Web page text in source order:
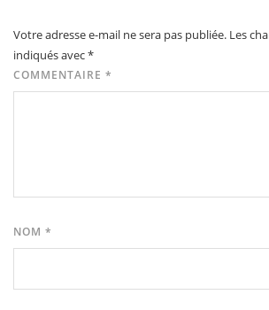
Votre adresse e-mail ne sera pas publiée. Les
indiqués avec*
COMMENTAIRE *
NOM *